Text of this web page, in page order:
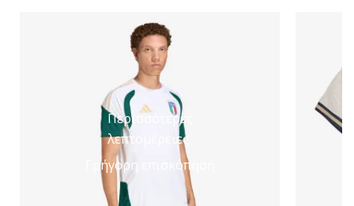
Περισσότερες
λεπτομέρειες
Γρήγορη επισκόπηση